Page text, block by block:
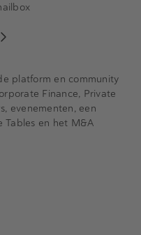
platform en community
Finance, Private
evenementen, een
Tables en het M&A